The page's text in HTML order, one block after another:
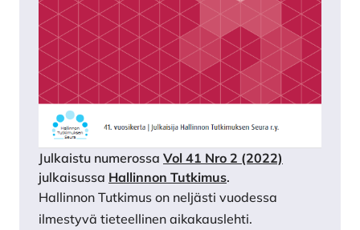
Julkaistu numerossa Vol 41 Nro 2 (2022)
julkaisussa Hallinnon Tutkimus.
Hallinnon Tutkimus on neljästi vuodessa
ilmestyvä tieteellinen aikakauslehti.